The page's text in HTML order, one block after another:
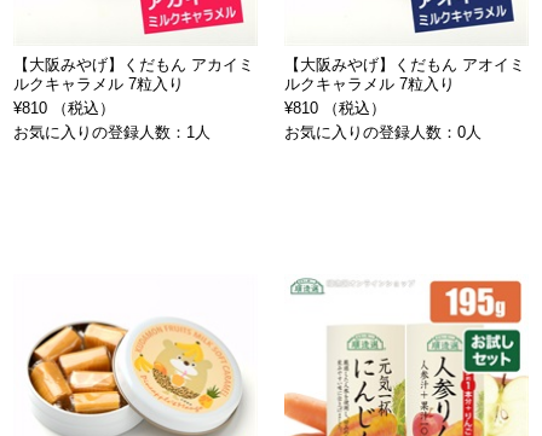
【大阪みやげ】くだもん アカイミ
ルクキャラメル 7粒入り
¥810 （税込）
お気に入りの登録人数：1人
【大阪みやげ】くだもん アオイミ
ルクキャラメル 7粒入り
¥810 （税込）
お気に入りの登録人数：0人